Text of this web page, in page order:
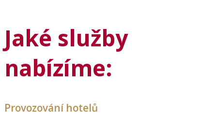
Jaké služby
nabízíme:
Provozování hotelů